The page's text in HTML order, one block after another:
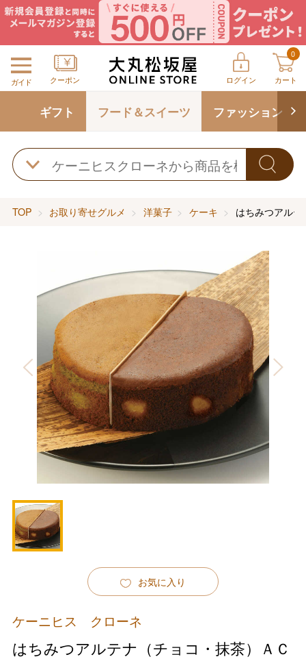
ガイド クーポン ログイン
0
カート
ギフト フード＆スイーツ ファッション
TOP お取り寄せグルメ 洋菓子 ケーキ はちみつアル
お気に入り
ケーニヒス クローネ
はちみつアルテナ（チョコ・抹茶）ＡＣ